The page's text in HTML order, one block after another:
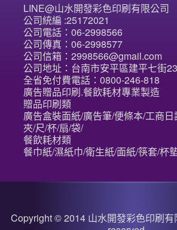
LINE@山水開發彩色印刷有限公司
公司統編 :25172021
公司電話：06-2998566
公司傳真：06-2998577
公司信箱：2998566@gmail.com
公司地址：台南市安平區建平七街
全省免付費電話：0800-246-818
廣告贈品印刷.餐飲耗材專業製造
贈品印刷類
廣告盒裝面紙/廣告筆/便條本/工商
夾/尺/杯/扇/袋/
餐飲耗材類
餐巾紙/濕紙巾/衛生紙/面紙/筷套/杯
Copyright © 2014 山水開發彩色印刷